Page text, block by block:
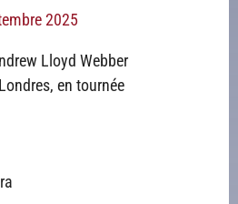
2025
Lloyd Webber
en tournée